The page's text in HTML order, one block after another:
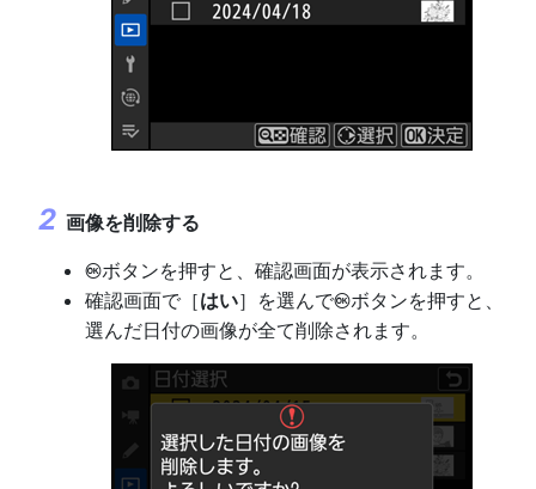
画像を削除する
Jボタンを押すと、確認画面が表示されます。
確認画面で［はい］を選んでJボタンを押すと、
選んだ日付の画像が全て削除されます。